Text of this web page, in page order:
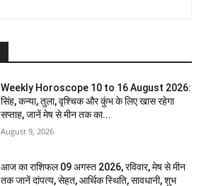
Weekly Horoscope 10 to 16 August 2026:
सिंह, कन्या, तुला, वृश्चिक और कुंभ के लिए खास रहेगा
सप्ताह, जानें मेष से मीन तक का...
August 9, 2026
आज का राशिफल 09 अगस्त 2026, रविवार, मेष से मीन
तक जानें दांपत्य, सेहत, आर्थिक स्थिति, सावधानी, शुभ